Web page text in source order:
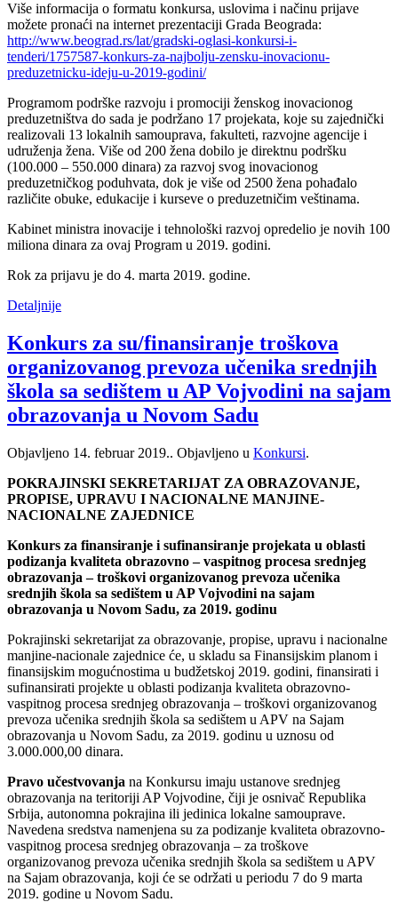
Više informacija o formatu konkursa, uslovima i načinu prijave
možete pronaći na internet prezentaciji Grada Beograda:
http://www.beograd.rs/lat/gradski-oglasi-konkursi-i-
tenderi/1757587-konkurs-za-najbolju-zensku-inovacionu-
preduzetnicku-ideju-u-2019-godini/
Programom podrške razvoju i promociji ženskog inovacionog
preduzetništva do sada je podržano 17 projekata, koje su zajednički
realizovali 13 lokalnih samouprava, fakulteti, razvojne agencije i
udruženja žena. Više od 200 žena dobilo je direktnu podršku
(100.000 – 550.000 dinara) za razvoj svog inovacionog
preduzetničkog poduhvata, dok je više od 2500 žena pohađalo
različite obuke, edukacije i kurseve o preduzetničim veštinama.
Kabinet ministra inovacije i tehnološki razvoj opredelio je novih 100
miliona dinara za ovaj Program u 2019. godini.
Rok za prijavu je do 4. marta 2019. godine.
Detaljnije
Konkurs za su/finansiranje troškova
organizovanog prevoza učenika srednjih
škola sa sedištem u AP Vojvodini na sajam
obrazovanja u Novom Sadu
Objavljeno 14. februar 2019.. Objavljeno u Konkursi.
POKRAJINSKI SEKRETARIJAT ZA OBRAZOVANJE,
PROPISE, UPRAVU I NACIONALNE MANJINE-
NACIONALNE ZAJEDNICE
Konkurs za finansiranje i sufinansiranje projekata u oblasti
podizanja kvaliteta obrazovno – vaspitnog procesa srednjeg
obrazovanja – troškovi organizovanog prevoza učenika
srednjih škola sa sedištem u AP Vojvodini na sajam
obrazovanja u Novom Sadu, za 2019. godinu
Pokrajinski sekretarijat za obrazovanje, propise, upravu i nacionalne
manjine-nacionale zajednice će, u skladu sa Finansijskim planom i
finansijskim mogućnostima u budžetskoj 2019. godini, finansirati i
sufinansirati projekte u oblasti podizanja kvaliteta obrazovno-
vaspitnog procesa srednjeg obrazovanja – troškovi organizovanog
prevoza učenika srednjih škola sa sedištem u APV na Sajam
obrazovanja u Novom Sadu, za 2019. godinu u uznosu od
3.000.000,00 dinara.
Pravo učestvovanja na Konkursu imaju ustanove srednjeg
obrazovanja na teritoriji AP Vojvodine, čiji je osnivač Republika
Srbija, autonomna pokrajina ili jedinica lokalne samouprave.
Navedena sredstva namenjena su za podizanje kvaliteta obrazovno-
vaspitnog procesa srednjeg obrazovanja – za troškove
organizovanog prevoza učenika srednjih škola sa sedištem u APV
na Sajam obrazovanja, koji će se održati u periodu 7 do 9 marta
2019. godine u Novom Sadu.